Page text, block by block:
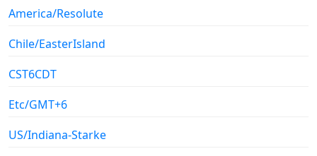
America/Resolute
Chile/EasterIsland
CST6CDT
Etc/GMT+6
US/Indiana-Starke